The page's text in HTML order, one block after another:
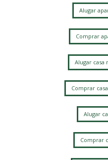
Vila Proost de Souza
Parque São Quirino
Residencial Estância
Vila Manoel Ferreira
Recanto dos Dourados
Parque
Parque Xangrilá
Loteamento Mont Blanc
Alphaville Dom Pedro
Alugar
Comprar
Alugar casa
Comprar
Alugar
Comprar